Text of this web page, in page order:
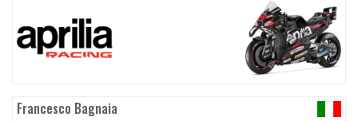
Francesco Bagnaia